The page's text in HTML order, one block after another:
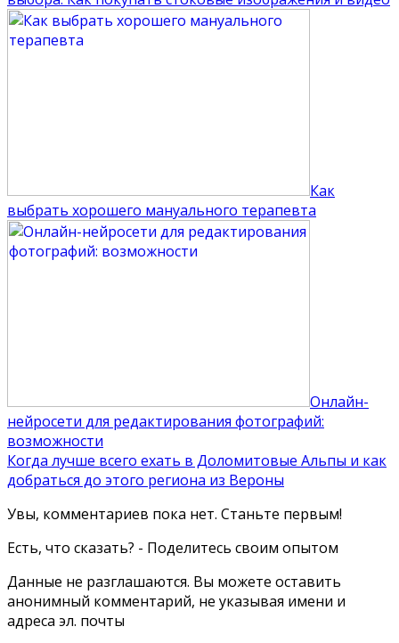
Как
выбрать хорошего мануального терапевта
Онлайн-
нейросети для редактирования фотографий:
возможности
Когда лучше всего ехать в Доломитовые Альпы и как
добраться до этого региона из Вероны
Увы, комментариев пока нет. Станьте первым!
Есть, что сказать? - Поделитесь своим опытом
Данные не разглашаются. Вы можете оставить
анонимный комментарий, не указывая имени и
адреса эл. почты